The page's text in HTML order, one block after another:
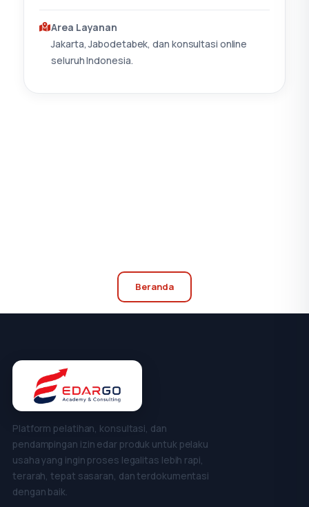
Area Layanan
Jakarta, Jabodetabek, dan konsultasi online
seluruh Indonesia.
Beranda
Platform pelatihan, konsultasi, dan
pendampingan izin edar produk untuk pelaku
usaha yang ingin proses legalitas lebih rapi,
terarah, tepat sasaran, dan terdokumentasi
dengan baik.